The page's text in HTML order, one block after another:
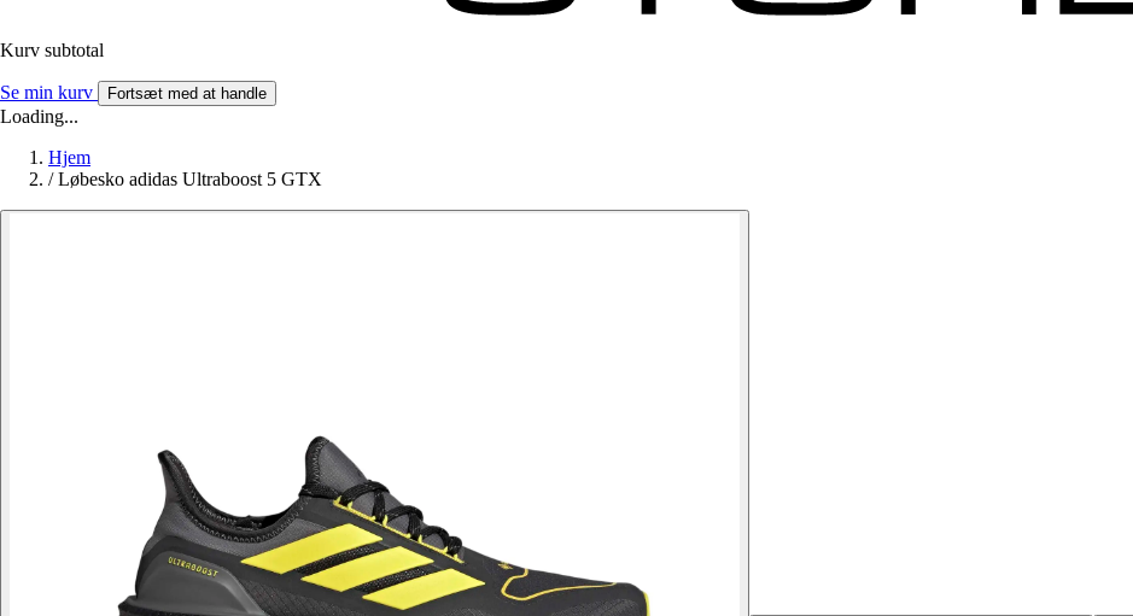
Kurv subtotal
Se min kurv Fortsæt med at handle
Loading...
Hjem
/ Løbesko adidas Ultraboost 5 GTX